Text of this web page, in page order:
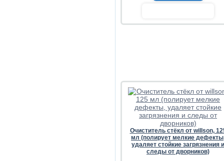
Очиститель стёкл от willson,
мл (полирует мелкие
удаляет стойкие загрязнения и
следы от дворников)